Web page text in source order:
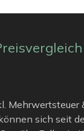
Mehrwertsteuer
sich seit